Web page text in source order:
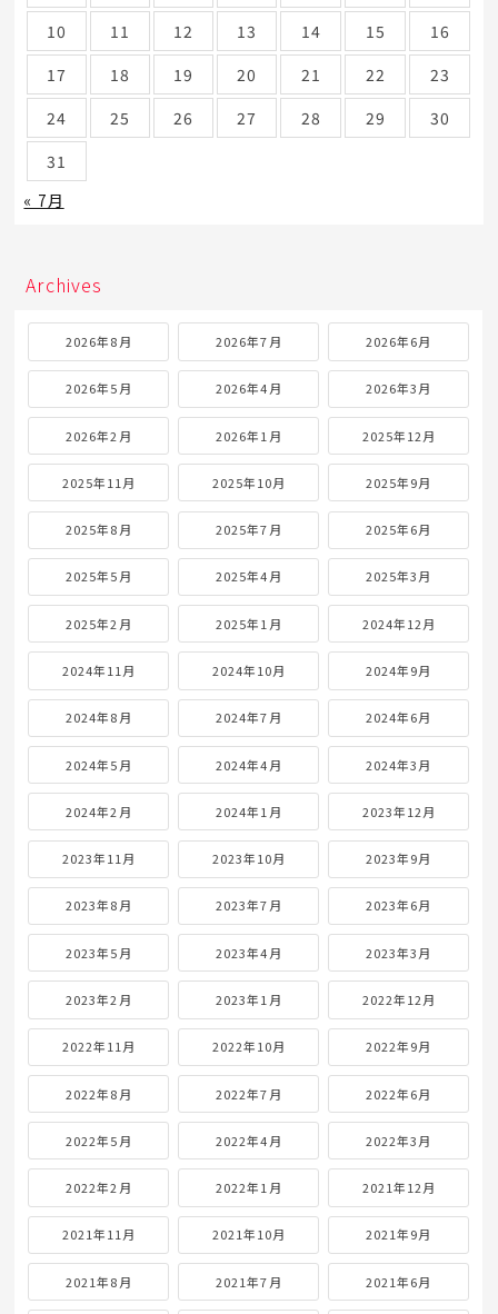
10 11 12 13 14 15
16
17
18 19 20 21 22
23
24
25 26 27 28 29
30
31
« 7月
Archives
2026年8月 2026年7月 2026年6月
2026年5月 2026年4月 2026年3月
2026年2月 2026年1月 2025年12月
2025年11月 2025年10月 2025年9月
2025年8月 2025年7月 2025年6月
2025年5月 2025年4月 2025年3月
2025年2月 2025年1月 2024年12月
2024年11月 2024年10月 2024年9月
2024年8月 2024年7月 2024年6月
2024年5月 2024年4月 2024年3月
2024年2月 2024年1月 2023年12月
2023年11月 2023年10月 2023年9月
2023年8月 2023年7月 2023年6月
2023年5月 2023年4月 2023年3月
2023年2月 2023年1月 2022年12月
2022年11月 2022年10月 2022年9月
2022年8月 2022年7月 2022年6月
2022年5月 2022年4月 2022年3月
2022年2月 2022年1月 2021年12月
2021年11月 2021年10月 2021年9月
2021年8月 2021年7月 2021年6月